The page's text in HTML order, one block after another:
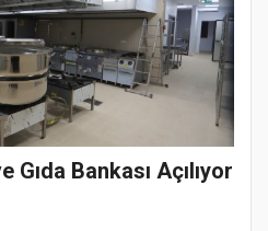
Gıda Bankası Açılıyor